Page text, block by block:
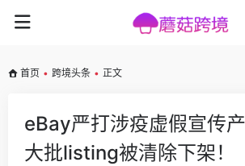
首页 • 跨境头条 • 正文
eBay严打涉疫虚假宣传
大批listing被清除下架！